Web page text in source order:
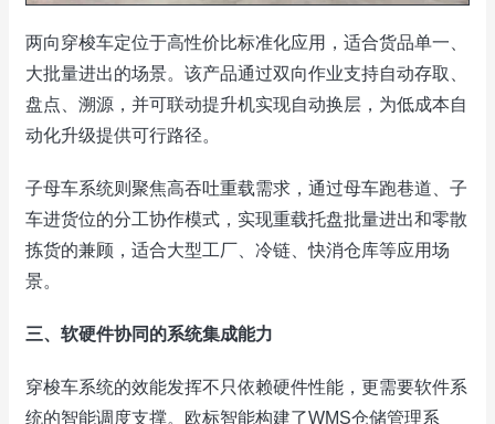
两向穿梭车定位于高性价比标准化应用，适合货品单一、
大批量进出的场景。该产品通过双向作业支持自动存取、
盘点、溯源，并可联动提升机实现自动换层，为低成本自
动化升级提供可行路径。
子母车系统则聚焦高吞吐重载需求，通过母车跑巷道、子
车进货位的分工协作模式，实现重载托盘批量进出和零散
拣货的兼顾，适合大型工厂、冷链、快消仓库等应用场
景。
三、软硬件协同的系统集成能力
穿梭车系统的效能发挥不只依赖硬件性能，更需要软件系
统的智能调度支撑。欧标智能构建了WMS仓储管理系